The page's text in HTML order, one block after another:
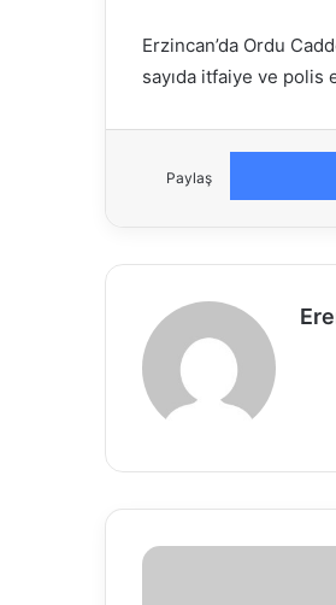
Erzincan’da Ordu
sayıda itfaiye ve polis
Paylaş